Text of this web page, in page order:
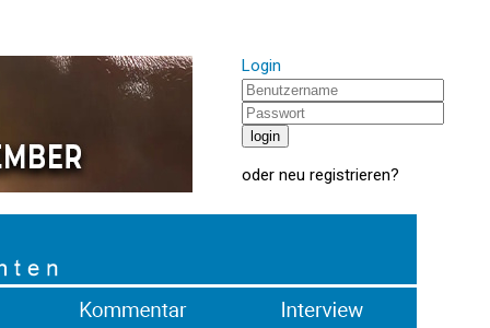
Login
oder neu registrieren?